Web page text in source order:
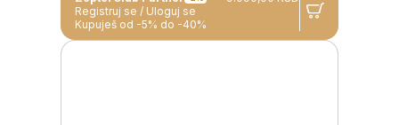
Registruj se / Uloguj se
Kupuješ od -5% do -40%